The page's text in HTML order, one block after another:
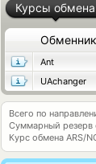
Курсы обмена
Обменник
Ant
UAchanger
Всего по
Суммарный резерв
Курс обмена ARS/